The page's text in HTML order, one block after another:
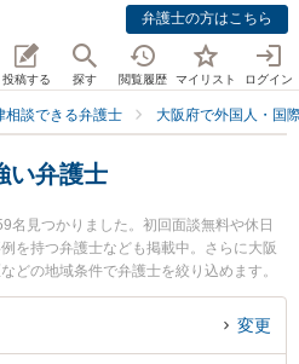
弁護士の方はこちら
投稿する 探す 閲覧履歴 マイリスト ログイン
相談できる弁護士 大阪府で外国人・国
い弁護士
名見つかりました。初回面談無料や休日
を持つ弁護士なども掲載中。さらに大阪
どの地域条件で弁護士を絞り込めます。
やハーグ条約、国際結婚等の細かな分野
にラーレ法律事務所の浦田 知温弁護士や
変更